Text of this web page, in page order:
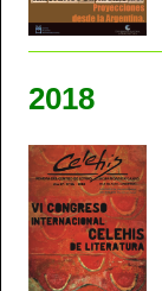
2018